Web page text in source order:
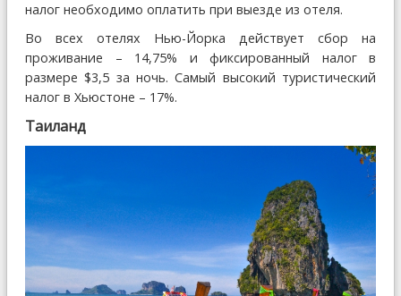
налог необходимо оплатить при выезде из отеля.
Во всех отелях Нью-Йорка действует сбор на
проживание – 14,75% и фиксированный налог в
размере $3,5 за ночь. Самый высокий туристический
налог в Хьюстоне – 17%.
Таиланд